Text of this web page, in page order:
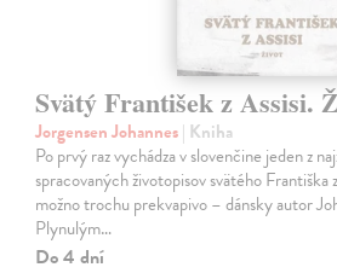
Svätý František z Assisi.
Jorgensen Johannes| Kniha
Po prvý raz vychádza v slovenčine jeden z
spracovaných životopisov svätého Františka
možno trochu prekvapivo – dánsky autor
Plynulým…
Do 4 dní